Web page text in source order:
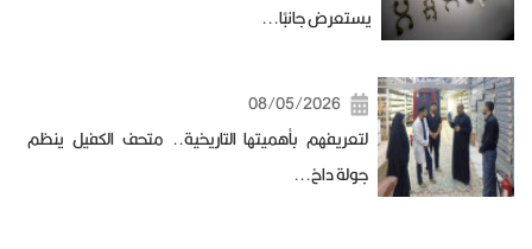
يستعرض جانبًا...
08/05/2026
لتعريفهم بأهميتها التاريخية.. متحف الكفيل ينظم
جولة داخ...